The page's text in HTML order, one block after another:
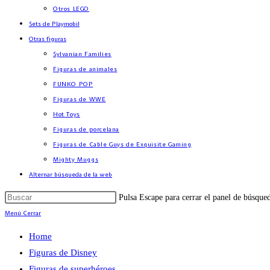
Otros LEGO
Sets de Playmobil
Otras figuras
Sylvanian Families
Figuras de animales
FUNKO POP
Figuras de WWE
Hot Toys
Figuras de porcelana
Figuras de Cable Guys de Exquisite Gaming
Mighty Muggs
Alternar búsqueda de la web
Pulsa Escape para cerrar el panel de
Menú Cerrar
Home
Figuras de Disney